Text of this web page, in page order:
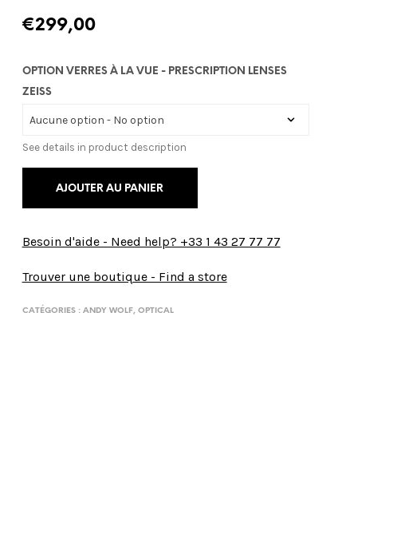
€299,00
OPTION VERRES À LA VUE - PRESCRIPTION LENSES
ZEISS
See details in product description
AJOUTER AU PANIER
Besoin d'aide - Need help? +33 1 43 27 77 77
Trouver une boutique - Find a store
CATÉGORIES : ANDY WOLF, OPTICAL